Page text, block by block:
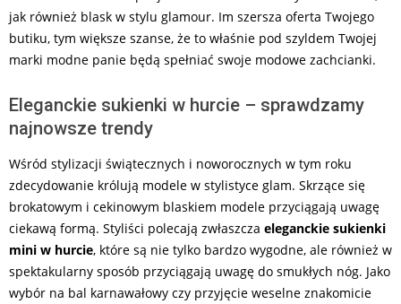
jak również blask w stylu glamour. Im szersza oferta Twojego
butiku, tym większe szanse, że to właśnie pod szyldem Twojej
marki modne panie będą spełniać swoje modowe zachcianki.
Eleganckie sukienki w hurcie – sprawdzamy
najnowsze trendy
Wśród stylizacji świątecznych i noworocznych w tym roku
zdecydowanie królują modele w stylistyce glam. Skrzące się
brokatowym i cekinowym blaskiem modele przyciągają uwagę
ciekawą formą. Styliści polecają zwłaszcza eleganckie sukienki
mini w hurcie, które są nie tylko bardzo wygodne, ale również w
spektakularny sposób przyciągają uwagę do smukłych nóg. Jako
wybór na bal karnawałowy czy przyjęcie weselne znakomicie